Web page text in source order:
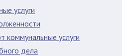
услуги
коммунальные услуги
дела